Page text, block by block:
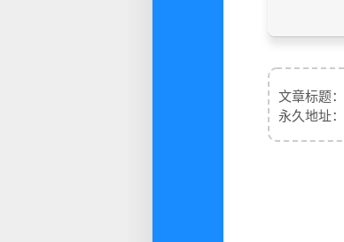
文章标题：
永久地址：